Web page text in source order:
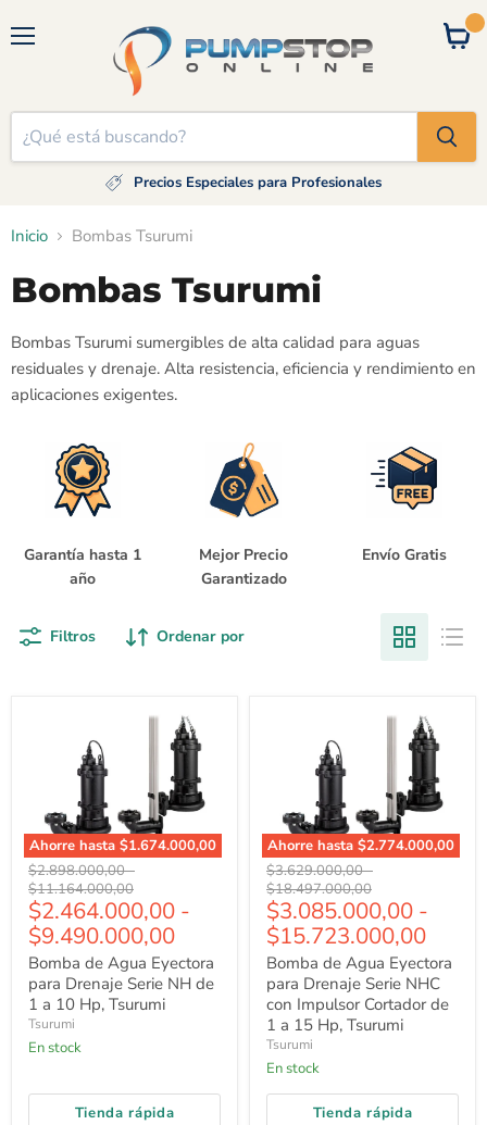
Precios Especiales para Profesionales
Ver
Inicio Bombas Tsurumi
Bombas Tsurumi
Bombas Tsurumi sumergibles de alta calidad para aguas
residuales y drenaje. Alta resistencia, eficiencia y rendimiento en
aplicaciones exigentes.
Garantía hasta 1
año
Mejor Precio
Garantizado
Envío Gratis
Filtros Ordenar por
Ahorre hasta $1.674.000,00
Bomba
de
Agua
Eyectora
para
Drenaje
Serie
NH
de
1
a
10
Tsurumi
Precio
original
$2.898.000,00-Precio
$11.164.000,00
$2.464.000,00 -
$9.490.000,00
Bomba de Agua Eyectora
para Drenaje Serie NH de
1 a 10 Hp, Tsurumi
Tsurumi
En stock
Tienda rápida
Ahorre hasta $2.774.000,00
Bomba
de
Agua
Eyectora
para
Drenaje
Serie
NHC
con
Impulsor
Cortador
de
1
a
Precio
original
$3.629.000,00-Precio
$18.497.000,00
$3.085.000,00 -
$15.723.000,00
Bomba de Agua Eyectora
para Drenaje Serie NHC
con Impulsor Cortador de
1 a 15 Hp, Tsurumi
Tsurumi
En stock
Tienda rápida